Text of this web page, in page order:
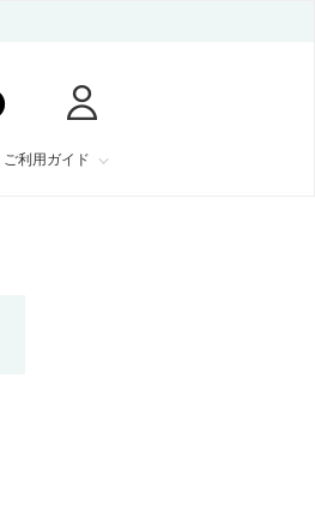
ご利用ガイド